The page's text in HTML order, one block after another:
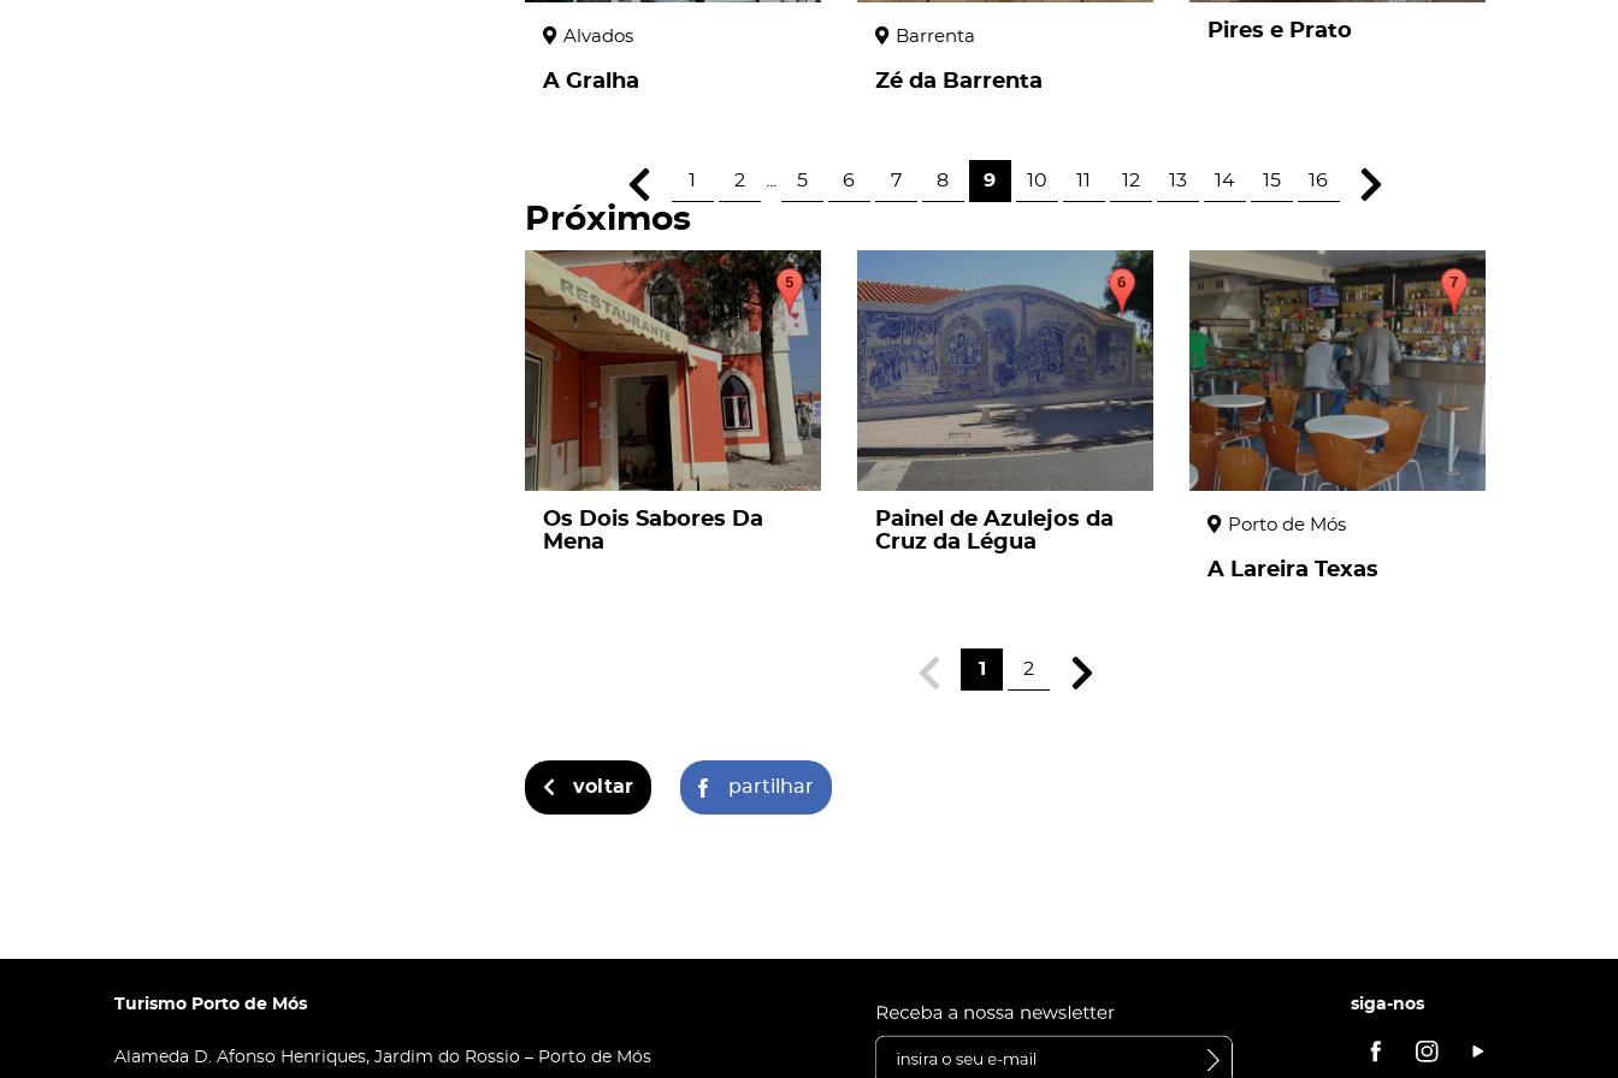
Alvados
A Gralha
Barrenta
Zé da Barrenta
Pires e Prato
1 2 5 6 7 8 9 10 11 12 13 14 15 16
Próximos
page
Os Dois Sabores Da
Mena
Painel de Azulejos da
Cruz da Légua
page
Porto de Mós
A Lareira Texas
1 2
voltar partilhar
Turismo Porto de Mós
Alameda D. Afonso Henriques, Jardim do Rossio – Porto de Mós
siga-nos